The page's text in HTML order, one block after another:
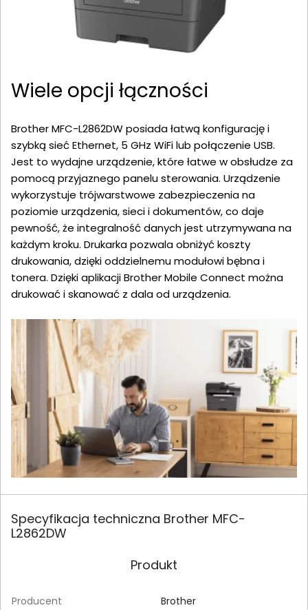
Wiele opcji łączności
Brother MFC-L2862DW posiada łatwą konfigurację i
szybką sieć Ethernet, 5 GHz WiFi lub połączenie USB.
Jest to wydajne urządzenie, które łatwe w obsłudze za
pomocą przyjaznego panelu sterowania. Urządzenie
wykorzystuje trójwarstwowe zabezpieczenia na
poziomie urządzenia, sieci i dokumentów, co daje
pewność, że integralność danych jest utrzymywana na
każdym kroku. Drukarka pozwala obniżyć koszty
drukowania, dzięki oddzielnemu modułowi bębna i
tonera. Dzięki aplikacji Brother Mobile Connect można
drukować i skanować z dala od urządzenia.
Specyfikacja techniczna Brother MFC-
L2862DW
Produkt
Producent Brother